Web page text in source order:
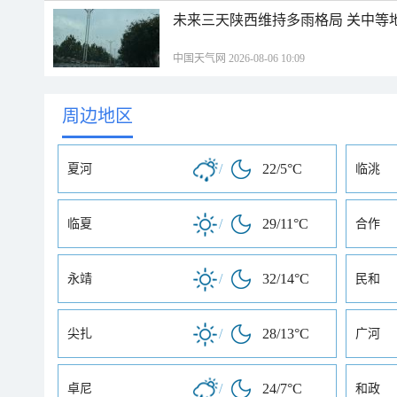
未来三天陕西维持多雨格局 关中等
中国天气网 2026-08-06 10:09
周边地区
夏河 / 22/5°C 临洮
临夏 / 29/11°C 合作
永靖 / 32/14°C 民和
尖扎 / 28/13°C 广河
卓尼 / 24/7°C 和政